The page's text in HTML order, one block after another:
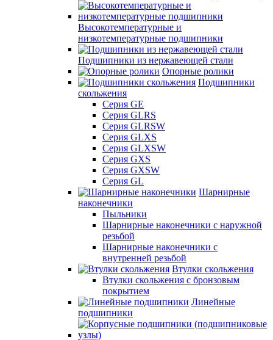
Высокотемпературные и
низкотемпературные подшипники
Подшипники из нержавеющей стали
Опорные ролики
Подшипники
скольжения
Серия GE
Серия GLRS
Серия GLRSW
Серия GLXS
Серия GLXSW
Серия GXS
Серия GXSW
Серия GL
Шарнирные
наконечники
Пыльники
Шарнирные наконечники с наружной
резьбой
Шарнирные наконечники с
внутренней резьбой
Втулки скольжения
Втулки скольжения с бронзовым
покрытием
Линейные
подшипники